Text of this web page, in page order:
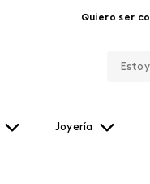
Quiero ser
Joyería